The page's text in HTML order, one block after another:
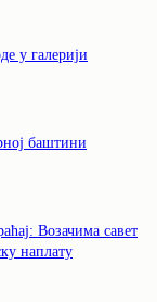
у галерији
баштини
Возачима савет
наплату